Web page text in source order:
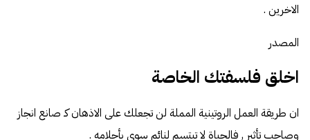
الاخرين .
المصدر
اخلق فلسفتك الخاصة
ان طريقة العمل الروتينية المملة لن تجعلك على الاذهان كـ صانع انجاز
وصاحب تأثير , فالحياة لا تبتسم لنائم سوى بأحلامه .